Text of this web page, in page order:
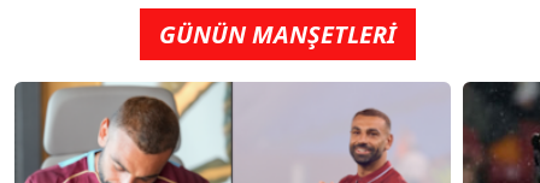
GÜNÜN MANŞETLERİ